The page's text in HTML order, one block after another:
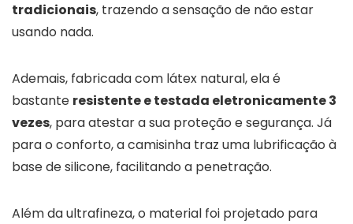
tradicionais, trazendo a sensação de não estar
usando nada.
Ademais, fabricada com látex natural, ela é
bastante resistente e testada eletronicamente 3
vezes, para atestar a sua proteção e segurança. Já
para o conforto, a camisinha traz uma lubrificação à
base de silicone, facilitando a penetração.
Além da ultrafineza, o material foi projetado para